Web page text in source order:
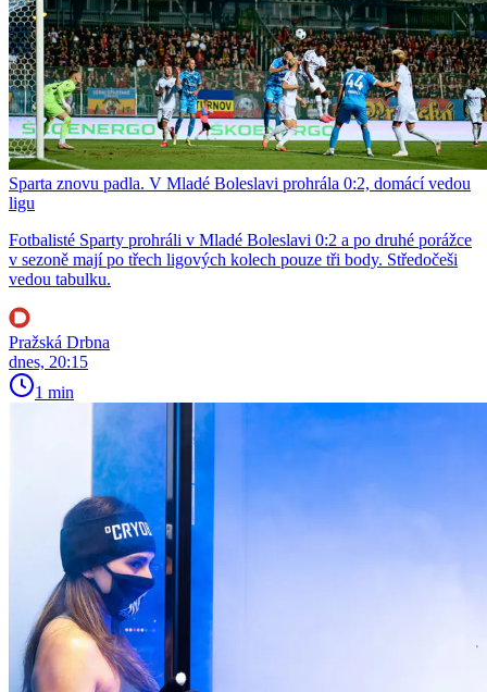
Sparta znovu padla. V Mladé Boleslavi prohrála 0:2, domácí vedou
ligu
Fotbalisté Sparty prohráli v Mladé Boleslavi 0:2 a po druhé porážce
v sezoně mají po třech ligových kolech pouze tři body. Středočeši
vedou tabulku.
Pražská Drbna
dnes, 20:15
1 min